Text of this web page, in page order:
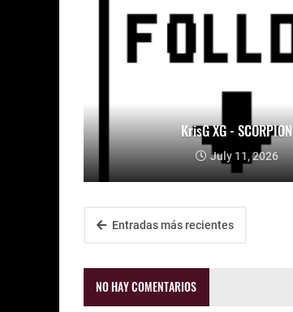
KrisG XG - SCORPION
July 11, 2026
Entradas más recientes
NO HAY COMENTARIOS